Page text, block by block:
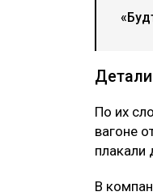
Детали
По их
вагоне
плакали
В